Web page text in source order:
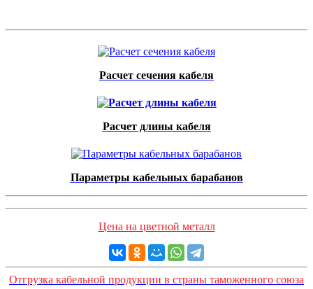
Расчет сечения кабеля
Расчет длины кабеля
Параметры кабельных барабанов
Цена на цветной металл
Отгрузка кабельной продукции в страны таможенного союза